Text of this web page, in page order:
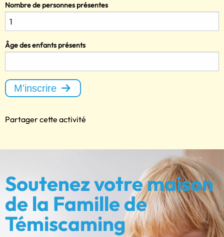
Nombre de personnes présentes
Âge des enfants présents
M'inscrire
Partager cette activité
Soutenez votre maison
de la Famille de
Témiscaming